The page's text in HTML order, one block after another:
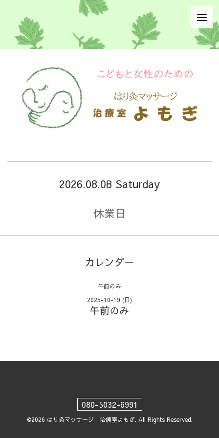
2026.08.08 Saturday
休業日
カレンダー
午前のみ
2025-10-19 (日)
午前のみ
080-5032-6991
©2026 はり灸マッサージ 治療室よもぎ. All Rights Reserved.